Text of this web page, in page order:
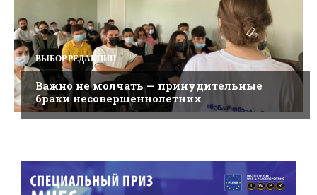
ВЫБОР РЕДАКЦИИ
Важно не молчать — принудительные
браки несовершеннолетних